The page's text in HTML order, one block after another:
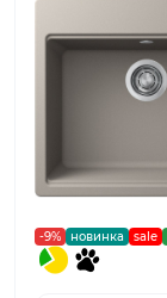
-9% новинка sale